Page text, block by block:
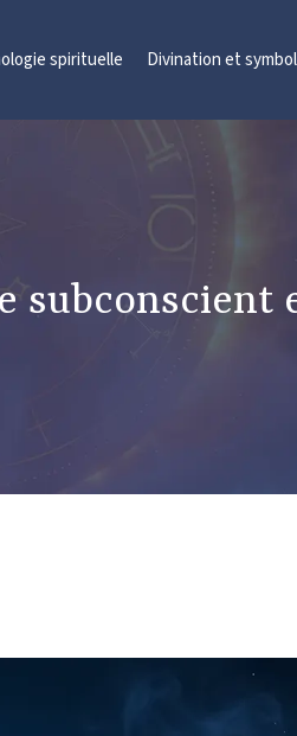
spirituelle Divination et